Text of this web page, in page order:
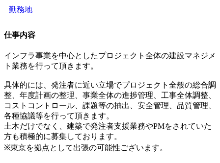
勤務地
仕事内容
インフラ事業を中心としたプロジェクト全体の建設マネジメ
ト業務を行って頂きます。
具体的には、発注者に近い立場でプロジェクト全般の総合調
整、年度計画の整理、事業全体の進捗管理、工事全体調整、
コストコントロール、課題等の抽出、安全管理、品質管理、
各種協議等を行って頂きます。
土木だけでなく、建築で発注者支援業務やPMをされていた
方も積極的に募集しております。
※東京を拠点として出張の可能性ございます。